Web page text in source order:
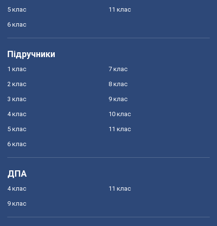
5 клас
6 клас
11 клас
Підручники
1 клас
2 клас
3 клас
4 клас
5 клас
6 клас
7 клас
8 клас
9 клас
10 клас
11 клас
ДПА
4 клас
9 клас
11 клас